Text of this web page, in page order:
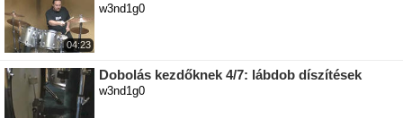
04:23
w3nd1g0
Dobolás kezdőknek 4/7: lábdob díszítések
w3nd1g0